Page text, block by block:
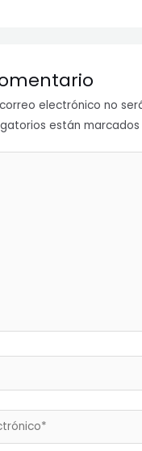
electrónico no
están marcados